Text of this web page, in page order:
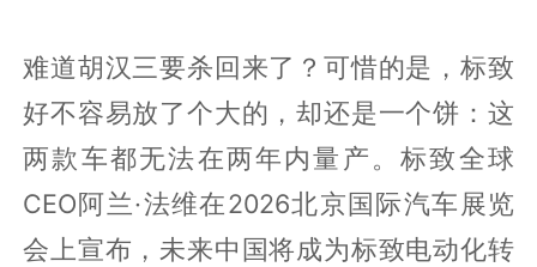
难道胡汉三要杀回来了？可惜的是，标致
好不容易放了个大的，却还是一个饼：这
两款车都无法在两年内量产。标致全球
CEO阿兰·法维在2026北京国际汽车展览
会上宣布，未来中国将成为标致电动化转